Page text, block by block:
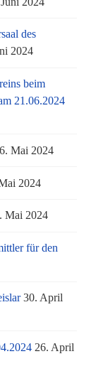
des
2024
beim
21.06.2024
Mai 2024
2024
Mai 2024
für den
30. April
26. April